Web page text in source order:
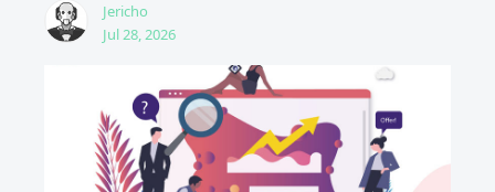
Jericho
Jul 28, 2026